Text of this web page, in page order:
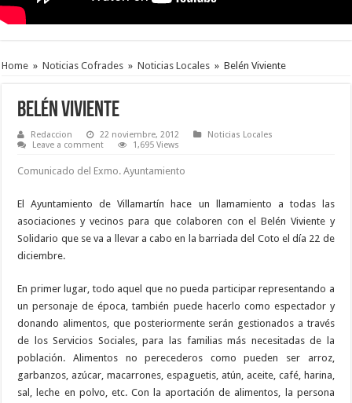
Home » Noticias Cofrades » Noticias Locales » Belén Viviente
Belén Viviente
Redaccion 22 noviembre, 2012
Noticias Locales
Leave a comment
1,695 Views
Comunicado del Exmo. Ayuntamiento
El Ayuntamiento de Villamartín hace un llamamiento a todas las
asociaciones y vecinos para que colaboren con el Belén Viviente y
Solidario que se va a llevar a cabo en la barriada del Coto el día 22 de
diciembre.
En primer lugar, todo aquel que no pueda participar representando a
un personaje de época, también puede hacerlo como espectador y
donando alimentos, que posteriormente serán gestionados a través
de los Servicios Sociales, para las familias más necesitadas de la
población. Alimentos no perecederos como pueden ser arroz,
garbanzos, azúcar, macarrones, espaguetis, atún, aceite, café, harina,
sal, leche en polvo, etc. Con la aportación de alimentos, la persona